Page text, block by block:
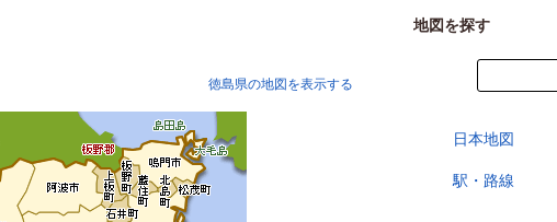
徳島県の地図を表示する
地図を探す
日本地図
駅・路線